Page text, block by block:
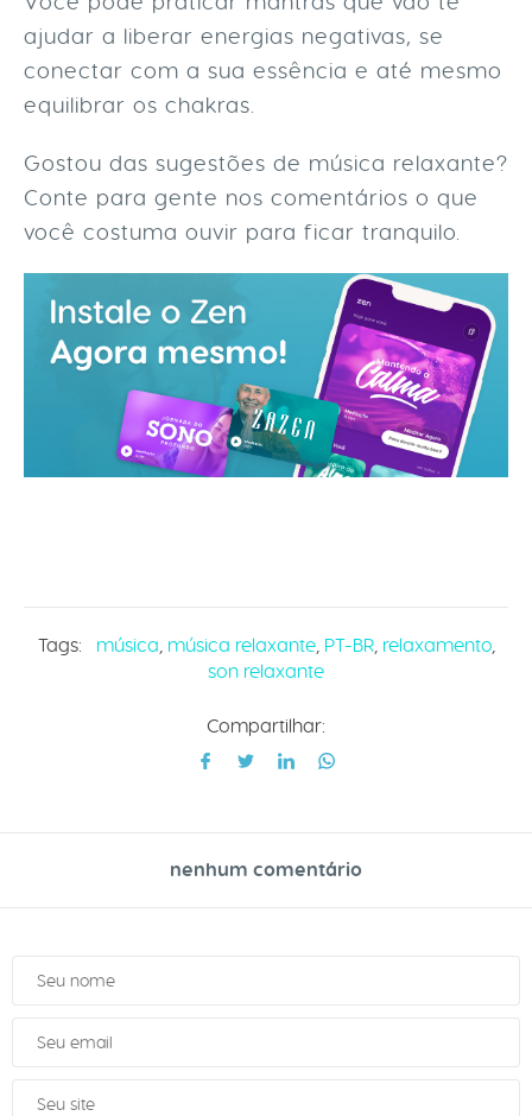
ajudar a liberar energias negativas, se
conectar com a sua essência e até mesmo
equilibrar os chakras.
Gostou das sugestões de música relaxante?
Conte para gente nos comentários o que
você costuma ouvir para ficar tranquilo.
Tags: música música relaxante, PT-BR, relaxamento,
son relaxante
Compartilhar:
nenhum comentário